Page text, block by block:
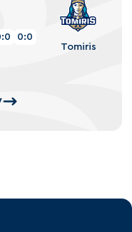
0:0
Tomiris